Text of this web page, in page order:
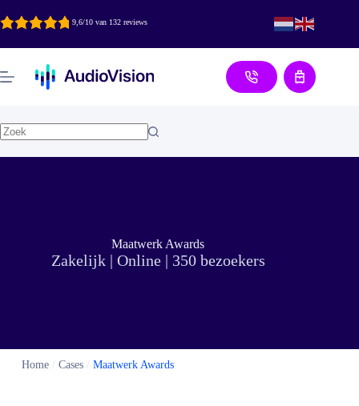
naar
inhoud
9,6/10 van 132 reviews
Aanvraag
Maatwerk Awards
Zakelijk | Online | 350 bezoekers
Home/ Cases/ Maatwerk Awards